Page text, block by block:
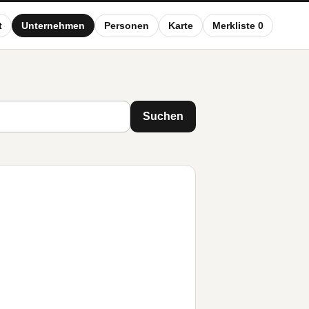
Unternehmen Personen Karte Merkliste 0
Suchen